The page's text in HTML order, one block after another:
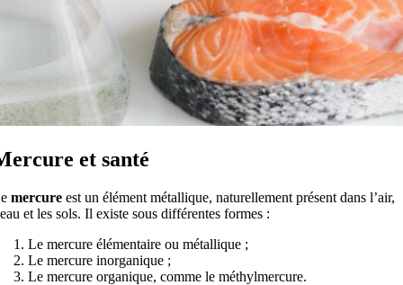
et santé
mercureest un élément métallique, naturellement présent dans l’air,
et les sols. Il existe sous différentes formes :
Le mercure élémentaire ou métallique ;
Le mercure inorganique ;
Le mercure organique, comme le méthylmercure.